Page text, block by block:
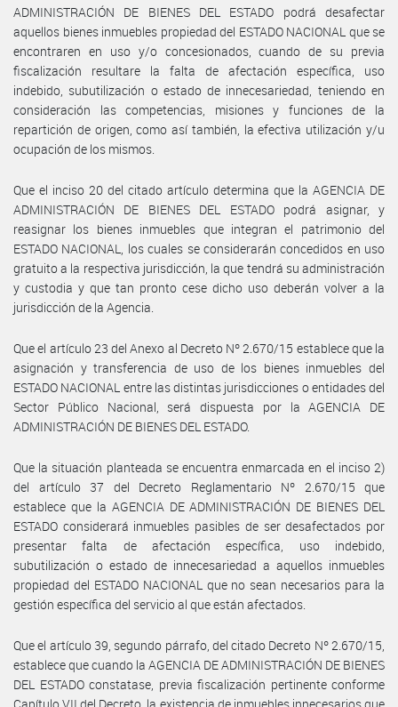
ADMINISTRACIÓN DE BIENES DEL ESTADO podrá desafectar
aquellos bienes inmuebles propiedad del ESTADO NACIONAL que se
encontraren en uso y/o concesionados, cuando de su previa
fiscalización resultare la falta de afectación específica, uso
indebido, subutilización o estado de innecesariedad, teniendo en
consideración las competencias, misiones y funciones de la
repartición de origen, como así también, la efectiva utilización y/u
ocupación de los mismos.
Que el inciso 20 del citado artículo determina que la AGENCIA DE
ADMINISTRACIÓN DE BIENES DEL ESTADO podrá asignar, y
reasignar los bienes inmuebles que integran el patrimonio del
ESTADO NACIONAL, los cuales se considerarán concedidos en uso
gratuito a la respectiva jurisdicción, la que tendrá su administración
y custodia y que tan pronto cese dicho uso deberán volver a la
jurisdicción de la Agencia.
Que el artículo 23 del Anexo al Decreto Nº 2.670/15 establece que la
asignación y transferencia de uso de los bienes inmuebles del
ESTADO NACIONAL entre las distintas jurisdicciones o entidades del
Sector Público Nacional, será dispuesta por la AGENCIA DE
ADMINISTRACIÓN DE BIENES DEL ESTADO.
Que la situación planteada se encuentra enmarcada en el inciso 2)
del artículo 37 del Decreto Reglamentario Nº 2.670/15 que
establece que la AGENCIA DE ADMINISTRACIÓN DE BIENES DEL
ESTADO considerará inmuebles pasibles de ser desafectados por
presentar falta de afectación específica, uso indebido,
subutilización o estado de innecesariedad a aquellos inmuebles
propiedad del ESTADO NACIONAL que no sean necesarios para la
gestión específica del servicio al que están afectados.
Que el artículo 39, segundo párrafo, del citado Decreto Nº 2.670/15,
establece que cuando la AGENCIA DE ADMINISTRACIÓN DE BIENES
DEL ESTADO constatase, previa fiscalización pertinente conforme
Capítulo VII del Decreto, la existencia de inmuebles innecesarios que